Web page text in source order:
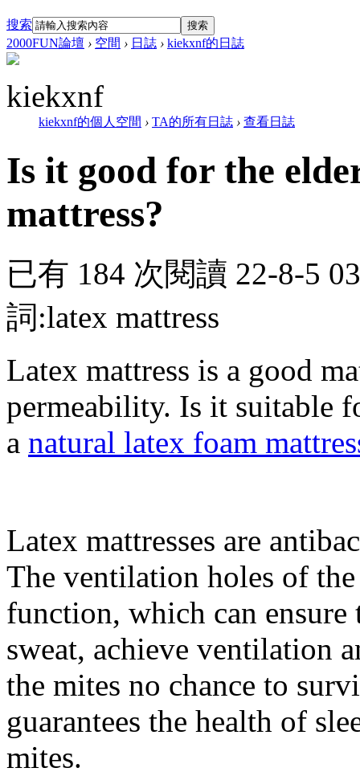
搜索 搜索
2000FUN論壇 › 空間 › 日誌 › kiekxnf的日誌
kiekxnf
kiekxnf的個人空間 › TA的所有日誌 › 查看日誌
Is it good for the
mattress?
已有 184 次閱讀 22-8-5
詞:latex mattress
Latex mattress is a good
permeability. Is it suitable
a natural latex foam
Latex mattresses are
The ventilation holes of
function, which can
sweat, achieve ventilation
the mites no chance to
guarantees the health of
mites.